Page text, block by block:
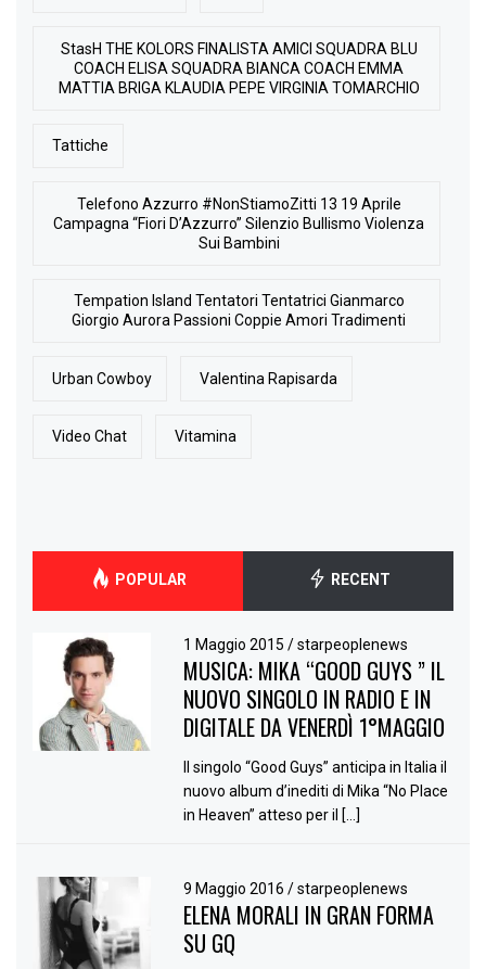
StasH THE KOLORS FINALISTA AMICI SQUADRA BLU
COACH ELISA SQUADRA BIANCA COACH EMMA
MATTIA BRIGA KLAUDIA PEPE VIRGINIA TOMARCHIO
Tattiche
Telefono Azzurro #NonStiamoZitti 13 19 Aprile
Campagna “Fiori D’Azzurro” Silenzio Bullismo Violenza
Sui Bambini
Tempation Island Tentatori Tentatrici Gianmarco
Giorgio Aurora Passioni Coppie Amori Tradimenti
Urban Cowboy Valentina Rapisarda
Video Chat Vitamina
POPULAR RECENT
1 Maggio 2015/ starpeoplenews
MUSICA: MIKA “GOOD GUYS ” IL
NUOVO SINGOLO IN RADIO E IN
DIGITALE DA VENERDÌ 1°MAGGIO
Il singolo “Good Guys” anticipa in Italia il
nuovo album d’inediti di Mika “No Place
in Heaven” atteso per il […]
9 Maggio 2016/ starpeoplenews
ELENA MORALI IN GRAN FORMA
SU GQ